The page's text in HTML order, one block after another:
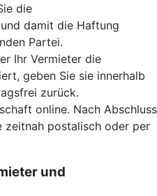
die
damit die Haftung
Partei.
Ihr Vermieter die
geben Sie sie innerhalb
zurück.
online. Nach Abschluss
zeitnah postalisch oder per
und